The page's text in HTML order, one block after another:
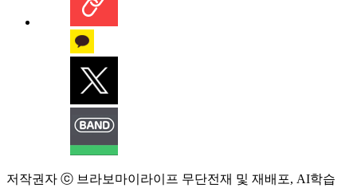
저작권자 ⓒ 브라보마이라이프 무단전재 및 재배포, AI학습